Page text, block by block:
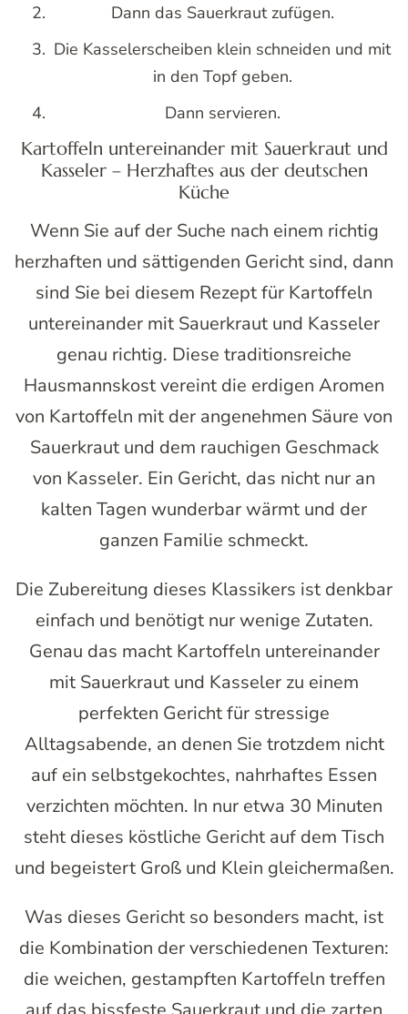
Dann das Sauerkraut zufügen.
Die Kasselerscheiben klein schneiden und mit
in den Topf geben.
Dann servieren.
Kartoffeln untereinander mit Sauerkraut und
Kasseler – Herzhaftes aus der deutschen
Küche
Wenn Sie auf der Suche nach einem richtig
herzhaften und sättigenden Gericht sind, dann
sind Sie bei diesem Rezept für Kartoffeln
untereinander mit Sauerkraut und Kasseler
genau richtig. Diese traditionsreiche
Hausmannskost vereint die erdigen Aromen
von Kartoffeln mit der angenehmen Säure von
Sauerkraut und dem rauchigen Geschmack
von Kasseler. Ein Gericht, das nicht nur an
kalten Tagen wunderbar wärmt und der
ganzen Familie schmeckt.
Die Zubereitung dieses Klassikers ist denkbar
einfach und benötigt nur wenige Zutaten.
Genau das macht Kartoffeln untereinander
mit Sauerkraut und Kasseler zu einem
perfekten Gericht für stressige
Alltagsabende, an denen Sie trotzdem nicht
auf ein selbstgekochtes, nahrhaftes Essen
verzichten möchten. In nur etwa 30 Minuten
steht dieses köstliche Gericht auf dem Tisch
und begeistert Groß und Klein gleichermaßen.
Was dieses Gericht so besonders macht, ist
die Kombination der verschiedenen Texturen:
die weichen, gestampften Kartoffeln treffen